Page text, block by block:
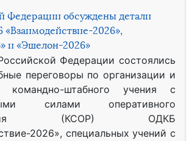
Федерации обсуждены детали
2026»,
и «Эшелон-2026»
Федерации состоялись
переговоры по организации и
командно-штабного учения с
силами оперативного
(КСОР) ОДКБ
2026», специальных учений с